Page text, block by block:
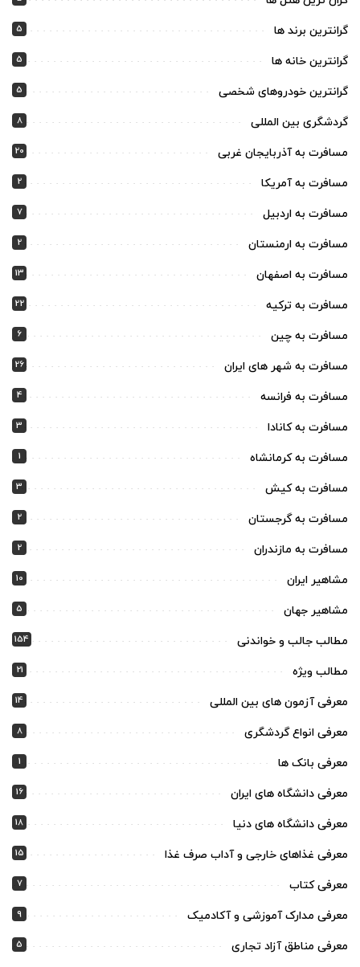
گرانترین برند ها 5
گرانترین خانه ها 5
گرانترین خودروهای شخصی 5
گردشگری بین المللی 8
مسافرت به آذربایجان غربی 20
مسافرت به آمریکا 2
مسافرت به اردبیل 7
مسافرت به ارمنستان 2
مسافرت به اصفهان 13
مسافرت به ترکیه 22
مسافرت به چین 6
مسافرت به شهر های ایران 26
مسافرت به فرانسه 4
مسافرت به کانادا 3
مسافرت به کرمانشاه 1
مسافرت به کیش 3
مسافرت به گرجستان 2
مسافرت به مازندران 2
مشاهیر ایران 10
مشاهیر جهان 5
مطالب جالب و خواندنی 154
مطالب ویژه 21
معرفی آزمون های بین المللی 14
معرفی انواع گردشگری 8
معرفی بانک ها 1
معرفی دانشگاه های ایران 16
معرفی دانشگاه های دنیا 18
معرفی غذاهای خارجی و آداب صرف غذا 15
معرفی کتاب 7
معرفی مدارک آموزشی و آکادمیک 9
معرفی مناطق آزاد تجاری 5